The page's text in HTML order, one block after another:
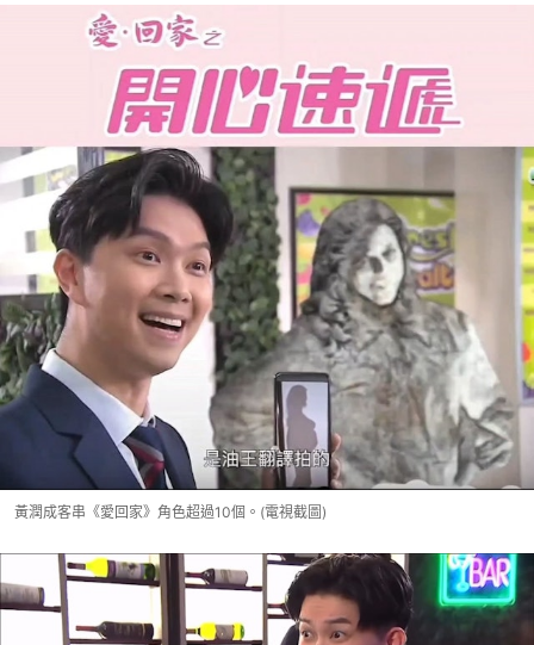
黃潤成客串《愛回家》角色超過10個。(電視截圖)